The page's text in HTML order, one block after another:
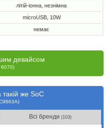
літій-іонна, незнімна
microUSB, 10W
немає
девайсом
6070)
же SoC
Всі бренди (103)